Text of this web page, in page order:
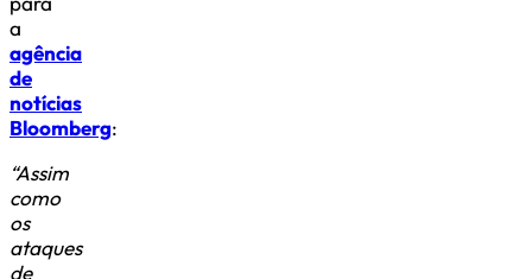
a
agência
de
notícias
Bloomberg:
“Assim
como
os
ataques
de